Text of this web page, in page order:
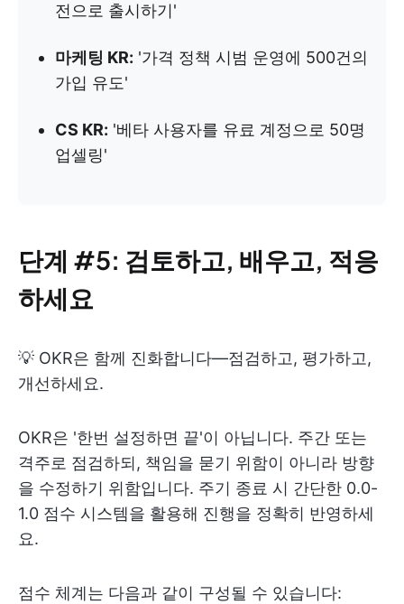
전으로 출시하기'
마케팅 KR: '가격 정책 시범 운영에 500건의
가입 유도'
CS KR: '베타 사용자를 유료 계정으로 50명
업셀링'
단계 #5: 검토하고, 배우고, 적응
하세요
💡 OKR은 함께 진화합니다—점검하고, 평가하고,
개선하세요.
OKR은 '한번 설정하면 끝'이 아닙니다. 주간 또는
격주로 점검하되, 책임을 묻기 위함이 아니라 방향
을 수정하기 위함입니다. 주기 종료 시 간단한 0.0-
1.0 점수 시스템을 활용해 진행을 정확히 반영하세
요.
점수 체계는 다음과 같이 구성될 수 있습니다: